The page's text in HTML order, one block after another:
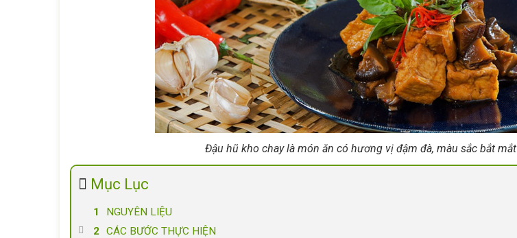
Đậu hũ kho chay là món ăn có hương vị đậm đà, màu sắc bắt mắt
Mục Lục
NGUYÊN LIỆU
CÁC BƯỚC THỰC HIỆN